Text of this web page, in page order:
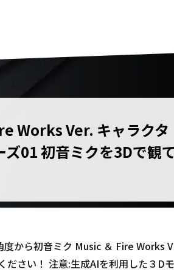
Works Ver. キャラクタ
01 初音ミクを3Dで観て
から初音ミク Music ＆ Fire Works
ださい！ 注意:生成AIを利用した３D